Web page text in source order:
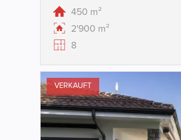
450 m²
2'900 m²
8
VERKAUFT